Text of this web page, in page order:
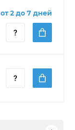
от 2 до 7 дней